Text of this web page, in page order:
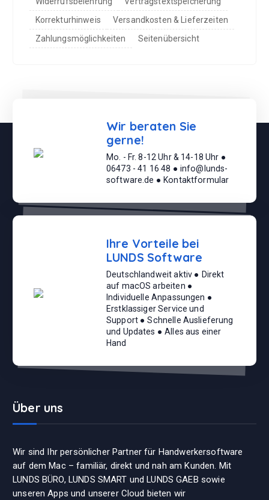
Korrekturhinweis
Versandkosten & Lieferzeiten
Zahlungsmöglichkeiten
Seitenübersicht
Wir beraten Sie
gerne!
Mo. - Fr. 8-12 Uhr & 14-18 Uhr ●
06473 - 41 16 48 ● info@lunds-
software.de ● Kontaktformular
Ihre Vorteile bei
LUNDS Software
Deutschlandweit aktiv ● Direkt
auf macOS arbeiten ●
Individuelle Anpassungen ●
Erstklassiger Service und
Support ● Schnelle Auslieferung
und Updates ● Alles aus einer
Hand
Über uns
Wir sind Ihr persönlicher Partner für Handwerkersoftware
auf dem Mac – familiär, direkt und nah am Kunden. Mit
LUNDS BÜRO, LUNDS SMART und LUNDS GAEB sowie
unseren Apps und unserer Cloud bieten wir